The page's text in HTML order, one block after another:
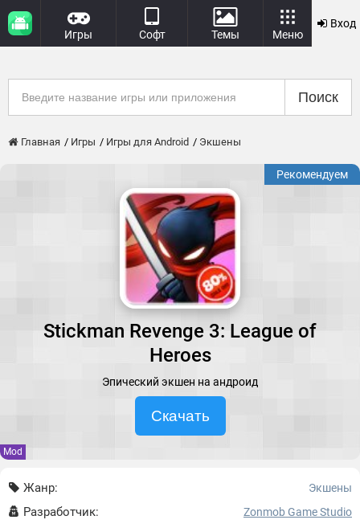
Игры Софт Темы Меню
Вход
Поиск
Главная Игры Игры для Android Экшены
Рекомендуем
Stickman Revenge 3: League of
Heroes
Эпический экшен на андроид
Скачать
Mod
Жанр: Экшены
Разработчик: Zonmob Game Studio